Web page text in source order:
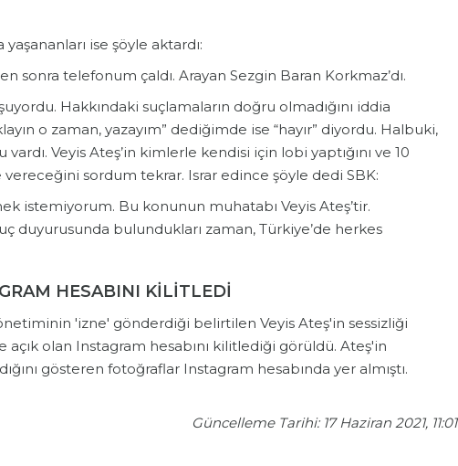
ise şöyle aktardı:
sonra telefonum çaldı. Arayan Sezgin Baran Korkmaz’dı.
Hakkındaki suçlamaların doğru olmadığını iddia
o zaman, yazayım” dediğimde ise “hayır” diyordu. Halbuki,
Veyis Ateş’in kimlerle kendisi için lobi yaptığını ve 10
sordum tekrar. Israr edince şöyle dedi SBK:
istemiyorum. Bu konunun muhatabı Veyis Ateş’tir.
duyurusunda bulundukları zaman, Türkiye’de herkes
HESABINI KİLİTLEDİ
'izne' gönderdiği belirtilen Veyis Ateş'in sessizliği
açık olan Instagram hesabını kilitlediği görüldü. Ateş'in
gösteren fotoğraflar Instagram hesabında yer almıştı.
Güncelleme Tarihi: 17 Haziran 2021, 11:01